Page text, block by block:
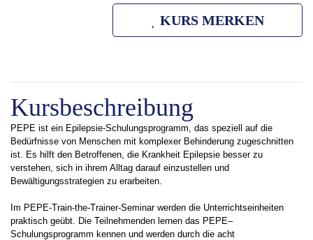
KURS MERKEN
Kursbeschreibung
PEPE ist ein Epilepsie-Schulungsprogramm, das speziell auf die
Bedürfnisse von Menschen mit komplexer Behinderung zugeschnitten
ist. Es hilft den Betroffenen, die Krankheit Epilepsie besser zu
verstehen, sich in ihrem Alltag darauf einzustellen und
Bewältigungsstrategien zu erarbeiten.
Im PEPE-Train-the-Trainer-Seminar werden die Unterrichtseinheiten
praktisch geübt. Die Teilnehmenden lernen das PEPE–
Schulungsprogramm kennen und werden durch die acht